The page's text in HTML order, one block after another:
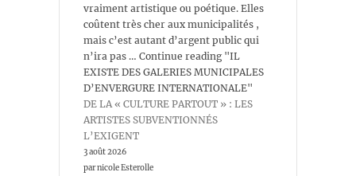
vraiment artistique ou poétique. Elles
coûtent très cher aux municipalités ,
mais c’est autant d’argent public qui
n’ira pas … Continue reading "IL
EXISTE DES GALERIES MUNICIPALES
D’ENVERGURE INTERNATIONALE"
DE LA « CULTURE PARTOUT » : LES
ARTISTES SUBVENTIONNÉS
L’EXIGENT
3 août 2026
par nicole Esterolle